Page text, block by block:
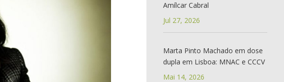
Amílcar Cabral
Jul 27, 2026
Marta Pinto Machado em dose
dupla em Lisboa: MNAC e CCCV
Mai 14, 2026